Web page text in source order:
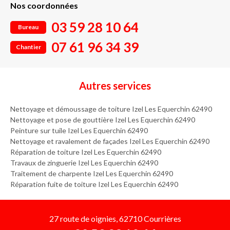
Nos coordonnées
Bureau 03 59 28 10 64
Chantier 07 61 96 34 39
Autres services
Nettoyage et démoussage de toiture Izel Les Equerchin 62490
Nettoyage et pose de gouttière Izel Les Equerchin 62490
Peinture sur tuile Izel Les Equerchin 62490
Nettoyage et ravalement de façades Izel Les Equerchin 62490
Réparation de toiture Izel Les Equerchin 62490
Travaux de zinguerie Izel Les Equerchin 62490
Traitement de charpente Izel Les Equerchin 62490
Réparation fuite de toiture Izel Les Equerchin 62490
27 route de oignies, 62710 Courrières